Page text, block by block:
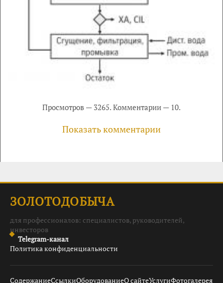
Просмотров — 3265. Комментарии — 10.
Показать комментарии
ЗОЛОТОДОБЫЧА
для профессионалов: специалистов, руководителей,
инвесторов
Telegram-канал
Политика конфиденциальности
СодержаниеСсылкиОборудованиеО сайтеУслугиФотогалерея